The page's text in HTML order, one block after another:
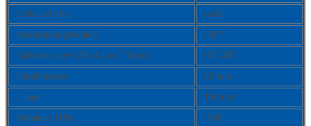
Gehäusefarbe:
weiß
Ausstrahlungswinkel:
200 °
Farbkonsistenz (McAdam-Ellipse):
SDCM5
Durchmesser:
60 mm
Länge:
108 mm
Schutzart (IP):
IP40